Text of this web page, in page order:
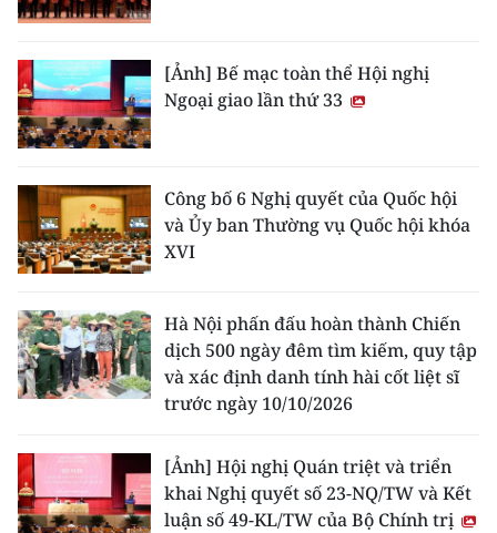
[Ảnh] Bế mạc toàn thể Hội nghị
Ngoại giao lần thứ 33
Công bố 6 Nghị quyết của Quốc hội
và Ủy ban Thường vụ Quốc hội khóa
XVI
Hà Nội phấn đấu hoàn thành Chiến
dịch 500 ngày đêm tìm kiếm, quy tập
và xác định danh tính hài cốt liệt sĩ
trước ngày 10/10/2026
[Ảnh] Hội nghị Quán triệt và triển
khai Nghị quyết số 23-NQ/TW và Kết
luận số 49-KL/TW của Bộ Chính trị